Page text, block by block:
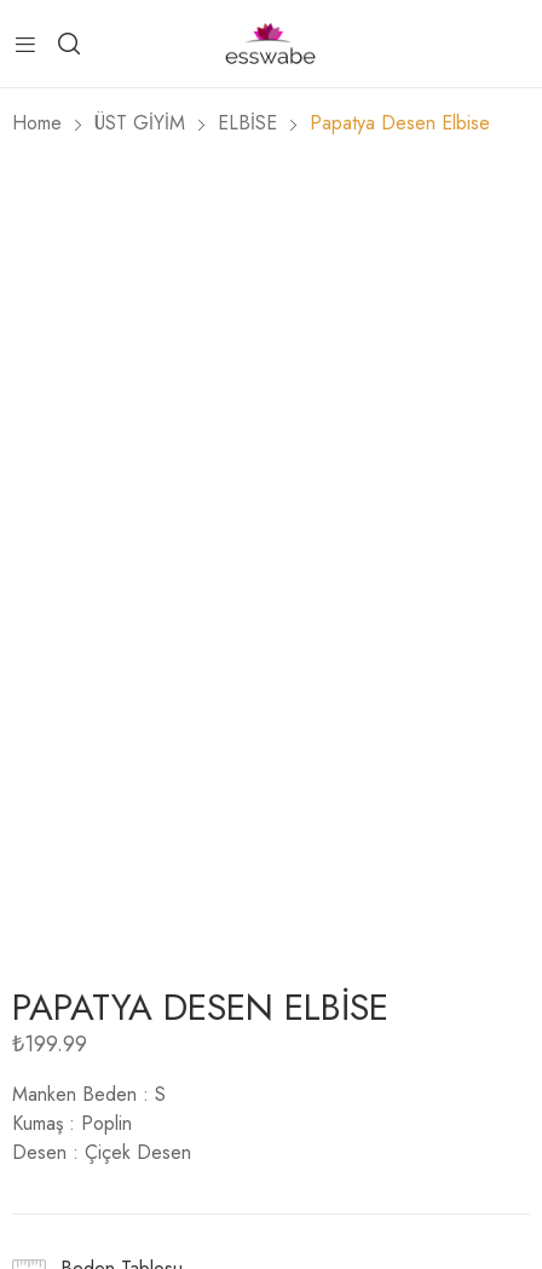
Home ÜST GİYİM ELBİSE Papatya Desen Elbise
PAPATYA DESEN ELBISE
₺199.99
Manken Beden : S
Kumaş : Poplin
Desen : Çiçek Desen